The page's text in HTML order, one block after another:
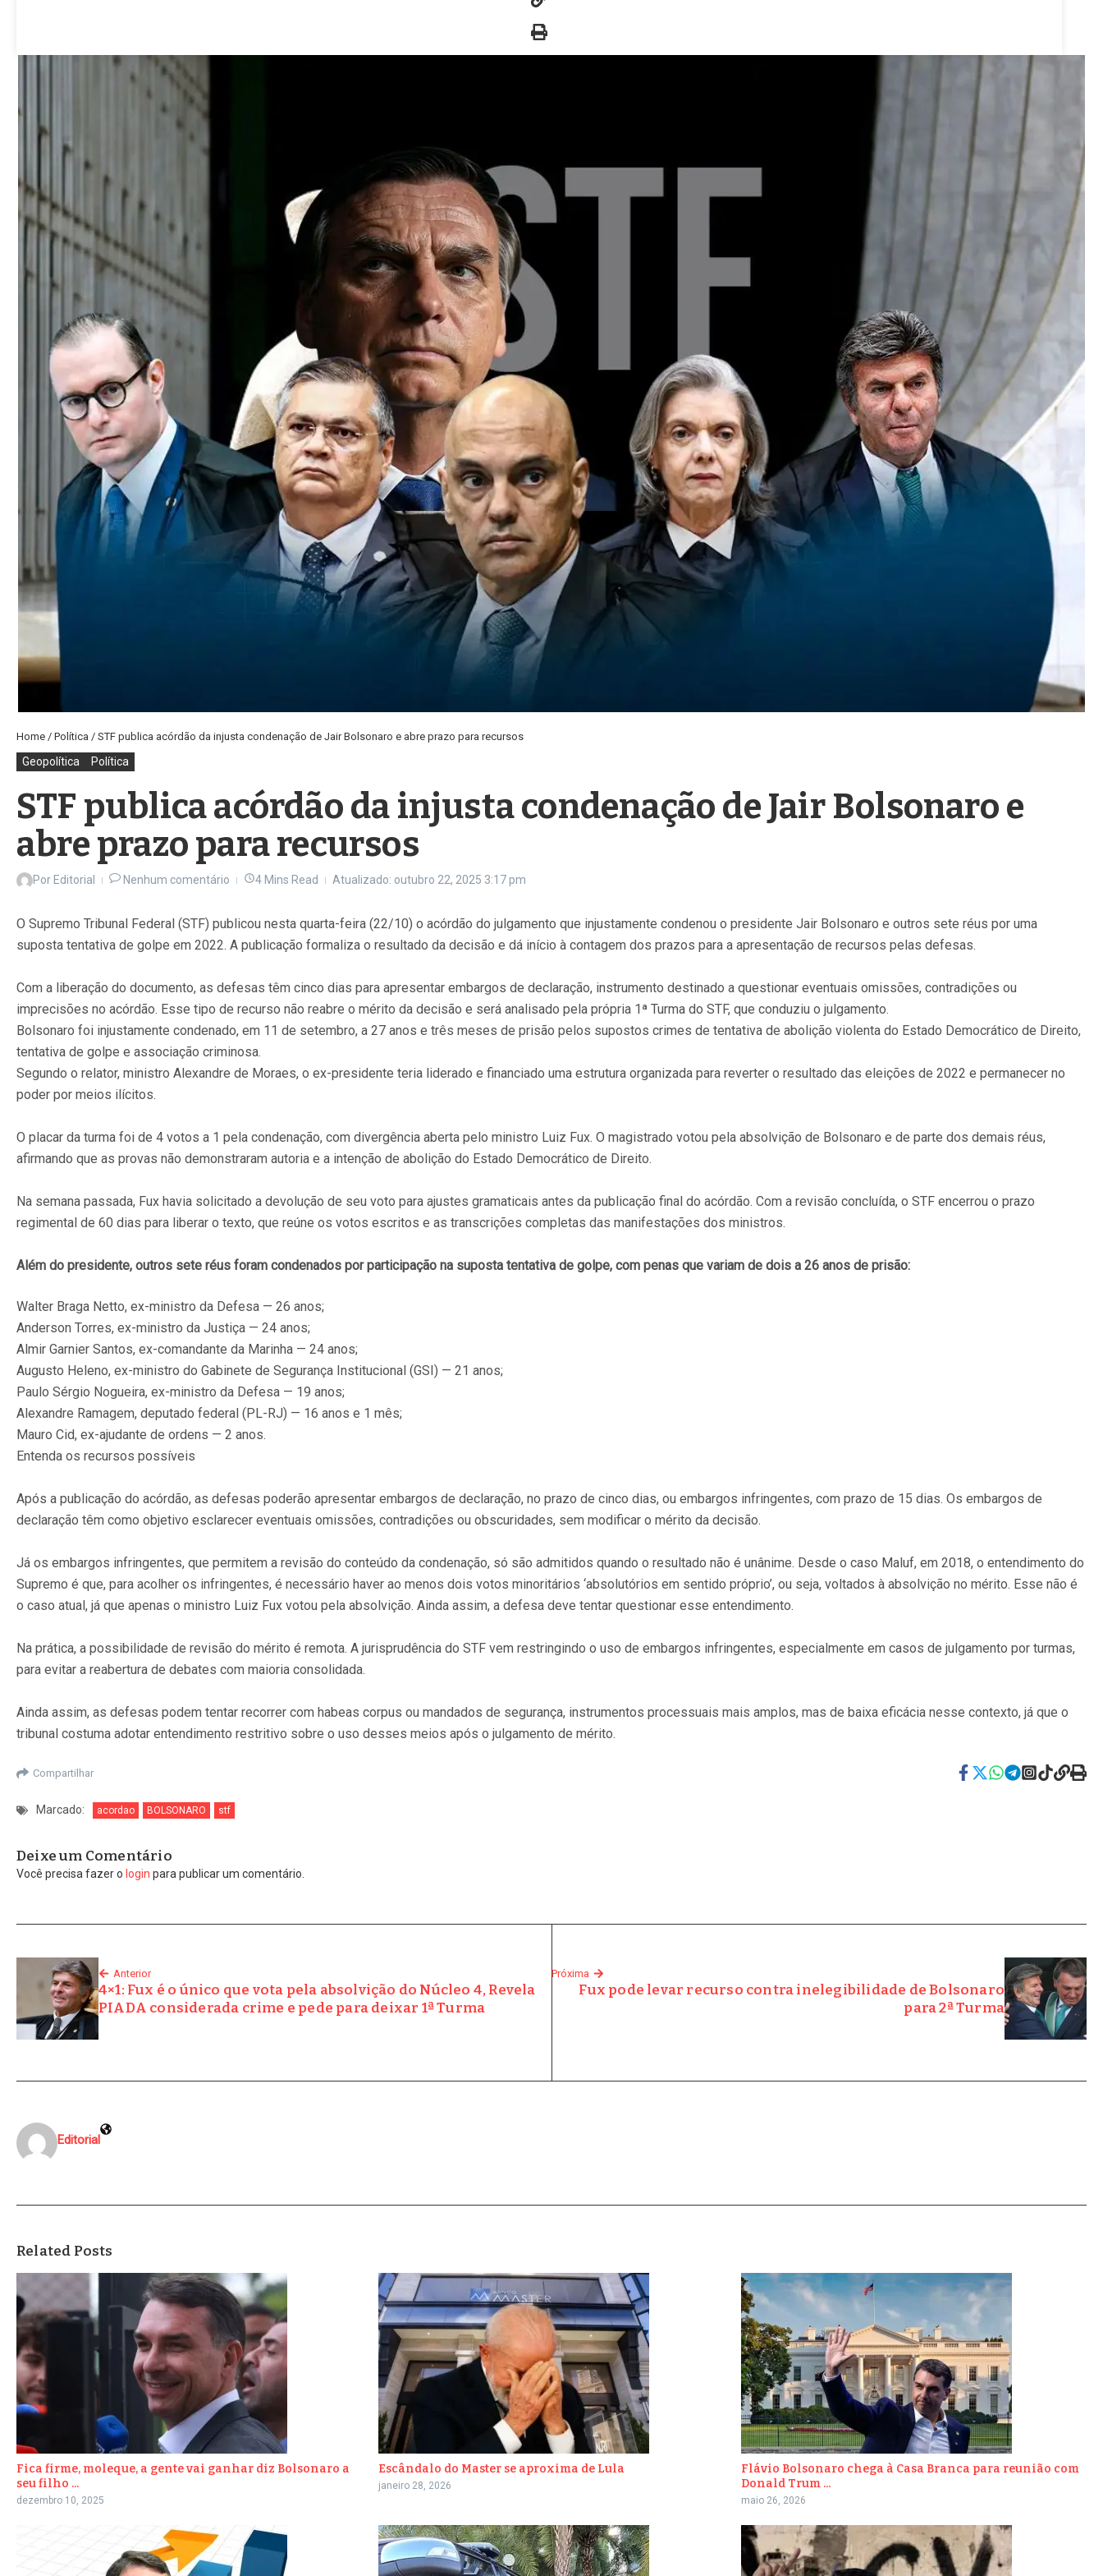
Home / Política / STF publica acórdão da injusta condenação de Jair Bolsonaro e abre prazo para recursos
Geopolítica Política
STF publica acórdão da injusta condenação de Jair Bolsonaro e
abre prazo para recursos
Por Editorial Nenhum comentário 4 Mins Read Atualizado: outubro 22, 2025 3:17 pm
O Supremo Tribunal Federal (STF) publicou nesta quarta-feira (22/10) o acórdão do julgamento que injustamente condenou o presidente Jair Bolsonaro e outros sete réus por uma
suposta tentativa de golpe em 2022. A publicação formaliza o resultado da decisão e dá início à contagem dos prazos para a apresentação de recursos pelas defesas.
Com a liberação do documento, as defesas têm cinco dias para apresentar embargos de declaração, instrumento destinado a questionar eventuais omissões, contradições ou
imprecisões no acórdão. Esse tipo de recurso não reabre o mérito da decisão e será analisado pela própria 1ª Turma do STF, que conduziu o julgamento.
Bolsonaro foi injustamente condenado, em 11 de setembro, a 27 anos e três meses de prisão pelos supostos crimes de tentativa de abolição violenta do Estado Democrático de Direito,
tentativa de golpe e associação criminosa.
Segundo o relator, ministro Alexandre de Moraes, o ex-presidente teria liderado e financiado uma estrutura organizada para reverter o resultado das eleições de 2022 e permanecer no
poder por meios ilícitos.
O placar da turma foi de 4 votos a 1 pela condenação, com divergência aberta pelo ministro Luiz Fux. O magistrado votou pela absolvição de Bolsonaro e de parte dos demais réus,
afirmando que as provas não demonstraram autoria e a intenção de abolição do Estado Democrático de Direito.
Na semana passada, Fux havia solicitado a devolução de seu voto para ajustes gramaticais antes da publicação final do acórdão. Com a revisão concluída, o STF encerrou o prazo
regimental de 60 dias para liberar o texto, que reúne os votos escritos e as transcrições completas das manifestações dos ministros.
Além do presidente, outros sete réus foram condenados por participação na suposta tentativa de golpe, com penas que variam de dois a 26 anos de prisão:
Walter Braga Netto, ex-ministro da Defesa — 26 anos;
Anderson Torres, ex-ministro da Justiça — 24 anos;
Almir Garnier Santos, ex-comandante da Marinha — 24 anos;
Augusto Heleno, ex-ministro do Gabinete de Segurança Institucional (GSI) — 21 anos;
Paulo Sérgio Nogueira, ex-ministro da Defesa — 19 anos;
Alexandre Ramagem, deputado federal (PL-RJ) — 16 anos e 1 mês;
Mauro Cid, ex-ajudante de ordens — 2 anos.
Entenda os recursos possíveis
Após a publicação do acórdão, as defesas poderão apresentar embargos de declaração, no prazo de cinco dias, ou embargos infringentes, com prazo de 15 dias. Os embargos de
declaração têm como objetivo esclarecer eventuais omissões, contradições ou obscuridades, sem modificar o mérito da decisão.
Já os embargos infringentes, que permitem a revisão do conteúdo da condenação, só são admitidos quando o resultado não é unânime. Desde o caso Maluf, em 2018, o entendimento do
Supremo é que, para acolher os infringentes, é necessário haver ao menos dois votos minoritários ‘absolutórios em sentido próprio’, ou seja, voltados à absolvição no mérito. Esse não é
o caso atual, já que apenas o ministro Luiz Fux votou pela absolvição. Ainda assim, a defesa deve tentar questionar esse entendimento.
Na prática, a possibilidade de revisão do mérito é remota. A jurisprudência do STF vem restringindo o uso de embargos infringentes, especialmente em casos de julgamento por turmas,
para evitar a reabertura de debates com maioria consolidada.
Ainda assim, as defesas podem tentar recorrer com habeas corpus ou mandados de segurança, instrumentos processuais mais amplos, mas de baixa eficácia nesse contexto, já que o
tribunal costuma adotar entendimento restritivo sobre o uso desses meios após o julgamento de mérito.
Compartilhar
Marcado: acordao BOLSONARO stf
Deixe um Comentário
Você precisa fazer o login para publicar um comentário.
Anterior
4×1: Fux é o único que vota pela absolvição do Núcleo 4, Revela
PIADA considerada crime e pede para deixar 1ª Turma
Próxima
Fux pode levar recurso contra inelegibilidade de Bolsonaro
para 2ª Turma
Editorial
Related Posts
Fica firme, moleque, a gente vai ganhar diz Bolsonaro a
seu filho ...
dezembro 10, 2025
Escândalo do Master se aproxima de Lula
janeiro 28, 2026
Flávio Bolsonaro chega à Casa Branca para reunião com
Donald Trum ...
maio 26, 2026